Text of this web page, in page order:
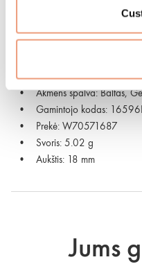
- Oniksas (Akmens
0.000ct)
Praba: 750
Akmens spalva: Baltas,
Gamintojo kodas:
Prekė: W70571687
Svoris: 5.02 g
Aukštis: 18 mm
Jums